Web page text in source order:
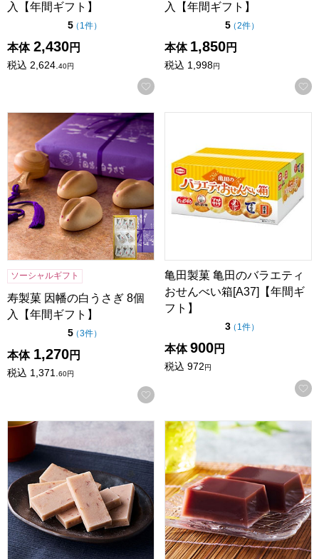
入【年間ギフト】
5点（5点満点中）
（ 1件の評価
）
本体 2,430円
税込 2,624.40円
お気に入りに登録する
入【年間ギフト】
5点（5点満点中）
（2件の評価
）
本体 1,850円
税込 1,998円
寿製菓 因幡の白うさぎ 8個入【年間ギフト】
ソーシャルギフト
寿製菓 因幡の白うさぎ 8個
入【年間ギフト】
5点（5点満点中）
（3件の評価
）
本体 1,270円
税込 1,371.60円
お気に入りに登録する
亀田製菓 亀田のバラエティ
おせんべい箱[A37]【年間ギ
フト】
3点（5点満点中）
（ 1件の評価
）
本体 900円
税込 972円
小男鹿本舗 冨士屋 紫雲石 6個入【年間ギフト】
小男鹿本舗 冨士屋 水羊羹 8